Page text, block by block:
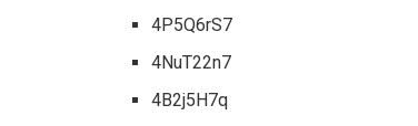
4P5Q6rS7
4NuT22n7
4B2j5H7q